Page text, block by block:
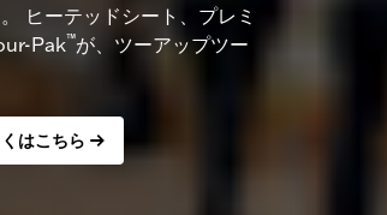
ヒーテッドシート、プレミ
Pak™が、ツーアップツー
はこちら